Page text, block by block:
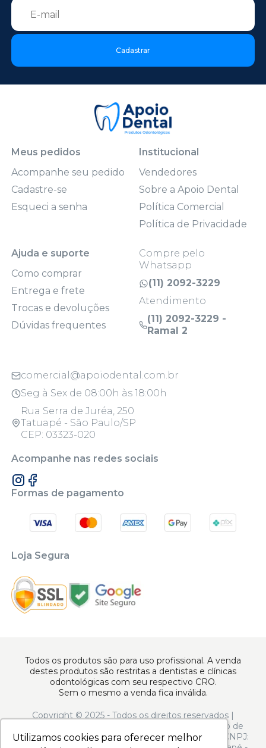
Utilizamos cookies para oferecer melhor
Utilizamos cookies para oferecer melhor
Cadastrar
Meus pedidos
Acompanhe seu pedido
Cadastre-se
Esqueci a senha
Institucional
Vendedores
Sobre a Apoio Dental
Política Comercial
Política de Privacidade
Ajuda e suporte
Como comprar
Entrega e frete
Trocas e devoluções
Dúvidas frequentes
Compre pelo
Whatsapp
(11) 2092-3229
Atendimento
(11) 2092-3229 -
Ramal 2
comercial@apoiodental.com.br
Seg à Sex de 08:00h às 18:00h
Rua Serra de Juréa, 250
Tatuapé - São Paulo/SP
CEP: 03323-020
Acompanhe nas redes sociais
Formas de pagamento
Loja Segura
Todos os produtos são para uso profissional. A venda
destes produtos são restritas a dentistas e clínicas
odontológicas com seu respectivo CRO.
Sem o mesmo a venda fica inválida.
Copyright © 2025 - Todos os direitos reservados |
www.apoiodental.com.br | Apoio Dental Comércio de
Produtos e Equipamentos Odontológicos LTDA | CNPJ: